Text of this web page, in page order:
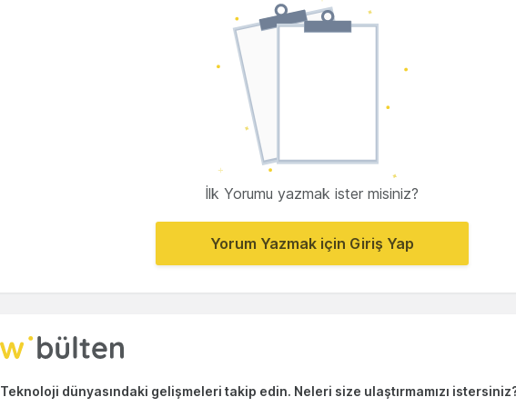
İlk Yorumu yazmak ister misiniz?
Yorum Yazmak için Giriş Yap
Teknoloji dünyasındaki gelişmeleri takip edin. Neleri size ulaştırmamızı